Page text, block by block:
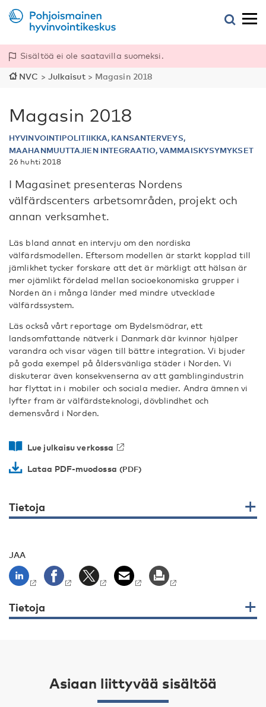
Sisältöä ei ole saatavilla suomeksi.
NVC > Julkaisut> Magasin 2018
Magasin 2018
HYVINVOINTIPOLITIIKKA, KANSANTERVEYS,
MAAHANMUUTTAJIEN INTEGRAATIO, VAMMAISKYSYMYKSET
26 huhti 2018
I Magasinet presenteras Nordens
välfärdscenters arbetsområden, projekt och
annan verksamhet.
Läs bland annat en intervju om den nordiska
välfärdsmodellen. Eftersom modellen är starkt kopplad till
jämlikhet tycker forskare att det är märkligt att hälsan är
mer ojämlikt fördelad mellan socioekonomiska grupper i
Norden än i många länder med mindre utvecklade
välfärdssystem.
Läs också vårt reportage om Bydelsmödrar, ett
landsomfattande nätverk i Danmark där kvinnor hjälper
varandra och visar vägen till bättre integration. Vi bjuder
på goda exempel på åldersvänliga städer i Norden. Vi
diskuterar även konsekvenserna av att gamblingindustrin
har flyttat in i mobiler och sociala medier. Andra ämnen vi
lyfter fram är välfärdsteknologi, dövblindhet och
demensvård i Norden.
Lue julkaisu verkossa
Lataa PDF-muodossa
Tietoja
JAA
Tietoja
Asiaan liittyvää sisältöä